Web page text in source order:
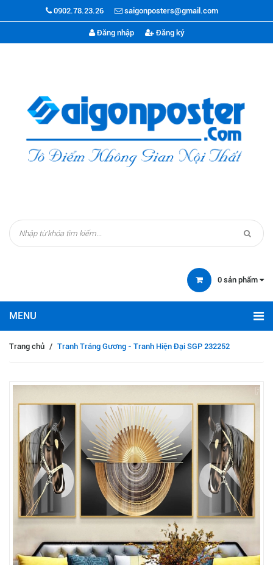
0902.78.23.26 saigonposters@gmail.com
Đăng nhập Đăng ký
0 sản phẩm
Trang chủ / Tranh Tráng Gương - Tranh Hiện Đại SGP 232252